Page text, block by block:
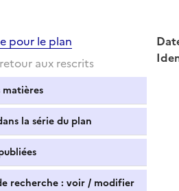
pour le plan
aux rescrits
matières
la série du plan
recherche : voir / modifier